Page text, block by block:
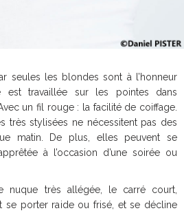
seules les blondes sont à l’honneur
est travaillée sur les pointes dans
un fil rouge : la facilité de coiffage.
très stylisées ne nécessitent pas des
matin. De plus, elles peuvent se
à l’occasion d’une soirée ou
nuque très allégée, le carré court,
se porter raide ou frisé, et se décline